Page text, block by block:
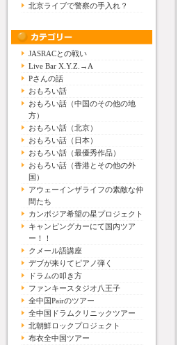
北京ライブで警察の手入れ？
JASRACとの戦い
Live Bar X.Y.Z.→A
Pさんの話
おもろい話
おもろい話（中国のその他の地
方）
おもろい話（北京）
おもろい話（日本）
おもろい話（最優秀作品）
おもろい話（香港とその他の外
国）
アウェーインザライフの素敵な仲
間たち
カンボジア希望の星プロジェクト
キャンピングカーにて国内ツア
ー！！
クメール語講座
デブが来りてピアノ弾く
ドラムの叩き方
ファンキースタジオ八王子
全中国Pairのツアー
全中国ドラムクリニックツアー
北朝鮮ロックプロジェクト
布衣全中国ツアー